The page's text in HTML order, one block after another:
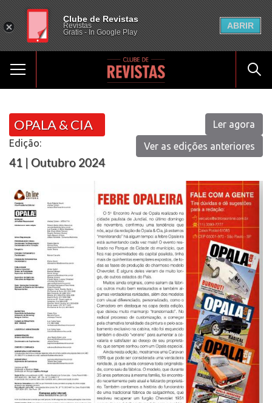
OPALA & CIA
Edição:
41 | Outubro 2024
Ler agora
Ver as edições anteriores
Clube de Revistas
Revistas
Gratis - In Google Play
ABRIR